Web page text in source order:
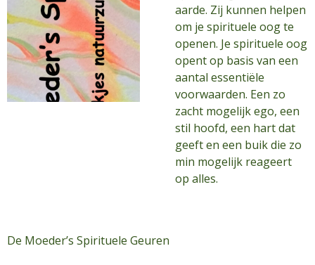
aarde. Zij kunnen helpen
om je spirituele oog te
openen. Je spirituele oog
opent op basis van een
aantal essentiële
voorwaarden. Een zo
zacht mogelijk ego, een
stil hoofd, een hart dat
geeft en een buik die zo
min mogelijk reageert
op alles.
De Moeder’s Spirituele Geuren